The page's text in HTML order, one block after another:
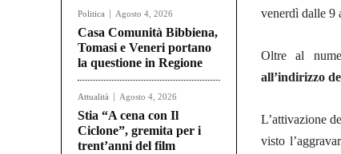
Politica Agosto 4, 2026
Casa Comunità Bibbiena,
Tomasi e Veneri portano
la questione in Regione
Attualità Agosto 4, 2026
Stia “A cena con Il
Ciclone”, gremita per i
trent’anni del film
venerdì dalle 9
Oltre al
all’indirizzo
L’attivazione
visto